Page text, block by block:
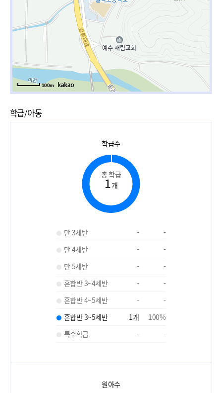
100m
학급/아동
학급수
총 학급
1개
만 3세반 -
-
만 4세반
-
-
만 5세반
-
-
혼합반 3~4세반
-
-
혼합반 4~5세반
-
-
혼합반 3~5세반
1개 100%
특수학급
- -
원아수